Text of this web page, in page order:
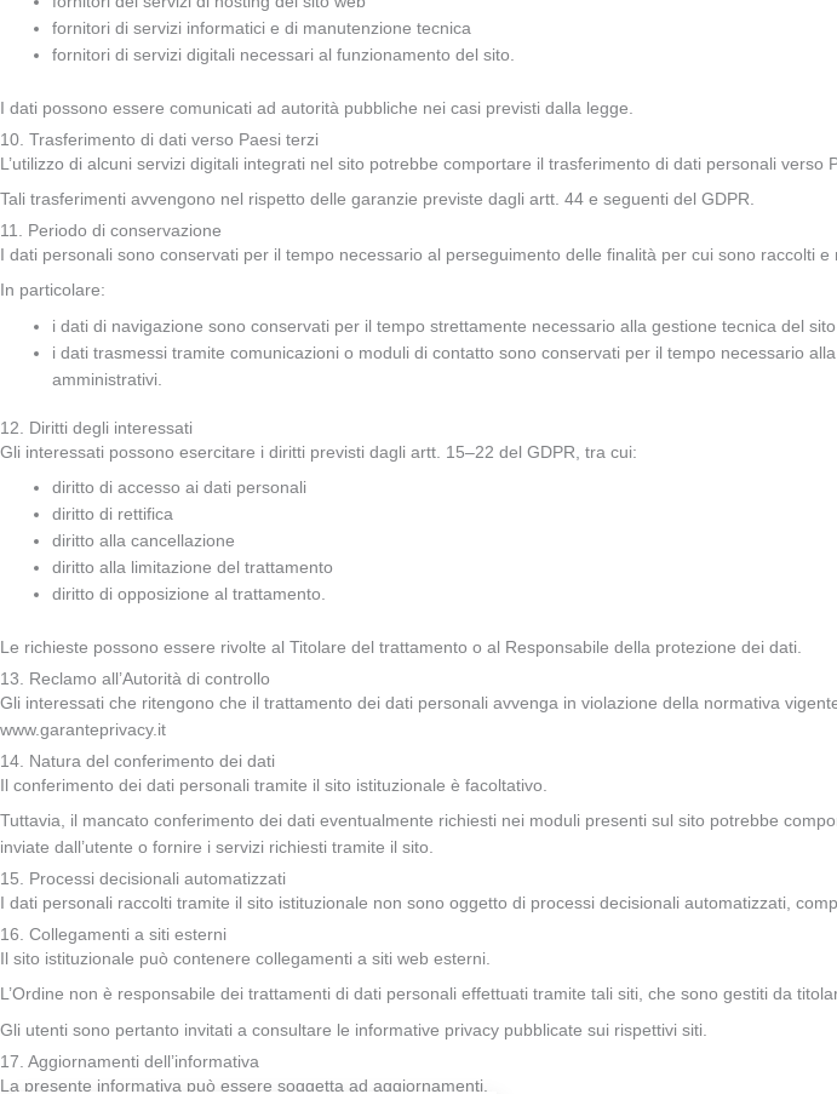
fornitori di servizi informatici e di manutenzione tecnica
fornitori di servizi digitali necessari al funzionamento del sito.
I dati possono essere comunicati ad autorità pubbliche nei casi previsti dalla legge.
10. Trasferimento di dati verso Paesi terzi
L’utilizzo di alcuni servizi digitali integrati nel sito potrebbe comportare il trasferimento di dati personali verso
Tali trasferimenti avvengono nel rispetto delle garanzie previste dagli artt. 44 e seguenti del GDPR.
11. Periodo di conservazione
I dati personali sono conservati per il tempo necessario al perseguimento delle finalità per cui sono raccolti
In particolare:
i dati di navigazione sono conservati per il tempo strettamente necessario alla gestione tecnica del
i dati trasmessi tramite comunicazioni o moduli di contatto sono conservati per il tempo necessario
amministrativi.
12. Diritti degli interessati
Gli interessati possono esercitare i diritti previsti dagli artt. 15–22 del GDPR, tra cui:
diritto di accesso ai dati personali
diritto di rettifica
diritto alla cancellazione
diritto alla limitazione del trattamento
diritto di opposizione al trattamento.
Le richieste possono essere rivolte al Titolare del trattamento o al Responsabile della protezione dei dati.
13. Reclamo all’Autorità di controllo
Gli interessati che ritengono che il trattamento dei dati personali avvenga in violazione della normativa
www.garanteprivacy.it
14. Natura del conferimento dei dati
Il conferimento dei dati personali tramite il sito istituzionale è facoltativo.
Tuttavia, il mancato conferimento dei dati eventualmente richiesti nei moduli presenti sul sito potrebbe
inviate dall’utente o fornire i servizi richiesti tramite il sito.
15. Processi decisionali automatizzati
I dati personali raccolti tramite il sito istituzionale non sono oggetto di processi decisionali automatizzati,
16. Collegamenti a siti esterni
Il sito istituzionale può contenere collegamenti a siti web esterni.
L’Ordine non è responsabile dei trattamenti di dati personali effettuati tramite tali siti, che sono gestiti da
Gli utenti sono pertanto invitati a consultare le informative privacy pubblicate sui rispettivi siti.
17. Aggiornamenti dell’informativa
La presente informativa può essere soggetta ad aggiornamenti.